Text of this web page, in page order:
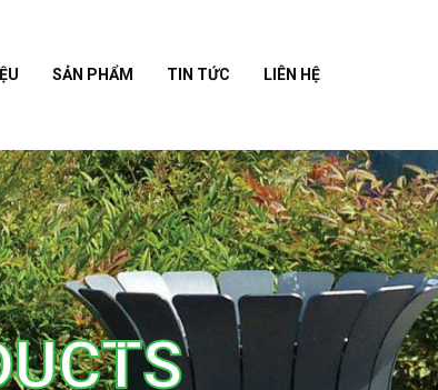
SẢN PHẨM TIN TỨC LIÊN HỆ